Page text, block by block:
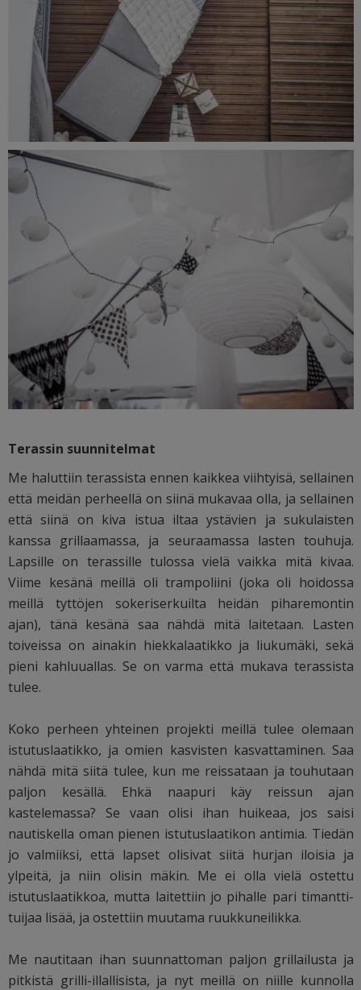
Terassin suunnitelmat
Me haluttiin terassista ennen kaikkea viihtyisä, sellainen
että meidän perheellä on siinä mukavaa olla, ja sellainen
että siinä on kiva istua iltaa ystävien ja sukulaisten
kanssa grillaamassa, ja seuraamassa lasten touhuja.
Lapsille on terassille tulossa vielä vaikka mitä kivaa.
Viime kesänä meillä oli trampoliini (joka oli hoidossa
meillä tyttöjen sokeriserkuilta heidän piharemontin
ajan), tänä kesänä saa nähdä mitä laitetaan. Lasten
toiveissa on ainakin hiekkalaatikko ja liukumäki, sekä
pieni kahluuallas. Se on varma että mukava terassista
tulee.
Koko perheen yhteinen projekti meillä tulee olemaan
istutuslaatikko, ja omien kasvisten kasvattaminen. Saa
nähdä mitä siitä tulee, kun me reissataan ja touhutaan
paljon kesällä. Ehkä naapuri käy reissun ajan
kastelemassa? Se vaan olisi ihan huikeaa, jos saisi
nautiskella oman pienen istutuslaatikon antimia. Tiedän
jo valmiiksi, että lapset olisivat siitä hurjan iloisia ja
ylpeitä, ja niin olisin mäkin. Me ei olla vielä ostettu
istutuslaatikkoa, mutta laitettiin jo pihalle pari timantti-
tuijaa lisää, ja ostettiin muutama ruukkuneilikka.
Me nautitaan ihan suunnattoman paljon grillailusta ja
pitkistä grilli-illallisista, ja nyt meillä on niille kunnolla